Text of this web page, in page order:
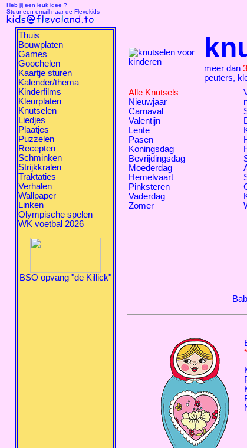
Heb jij een leuk idee ?
Stuur een email naar de Flevokids
Thuis
Bouwplaten
Games
Goochelen
Kaartje sturen
Kalender/thema
Kinderfilms
Kleurplaten
Knutselen
Liedjes
Plaatjes
Puzzelen
Recepten
Schminken
Strijkkralen
Traktaties
Verhalen
Wallpaper
Linken
Olympische spelen
WK voetbal 2026
BSO opvang "de Killick"
meer dan
peuters,
Alle Knutsels
Nieuwjaar
Carnaval
Valentijn
Lente
Pasen
Koningsdag
Bevrijdingsdag
Moederdag
Hemelvaart
Pinksteren
Vaderdag
Zomer
*